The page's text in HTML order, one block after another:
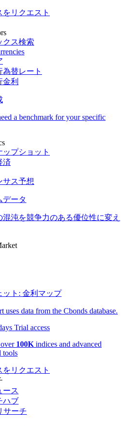
をリクエスト
クス検索
為替レート
金利
a benchmark for your specific
ップショット
済
サス予想
データ
混沌を競争力のある優位性に変え
ット: 金利マップ
uses data from the Cbonds database.
Trial access
100K indices and advanced
tools
をリクエスト
ース
ハブ
サーチ